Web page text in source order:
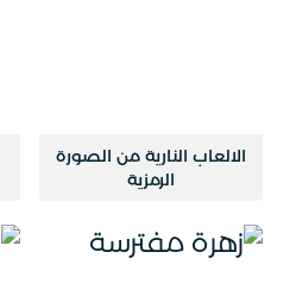
الالعاب النارية من الصورة
الرمزية